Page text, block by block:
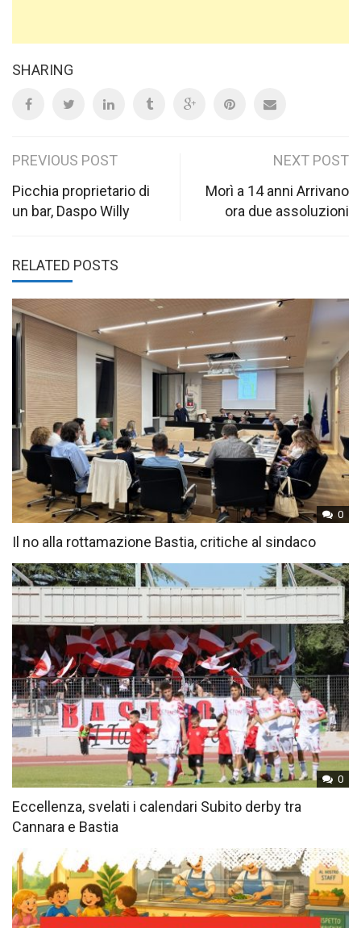
SHARING
Post
navigation
PREVIOUS POST
Picchia proprietario di
un bar, Daspo Willy
NEXT POST
Morì a 14 anni Arrivano
ora due assoluzioni
RELATED POSTS
0
Il no alla rottamazione Bastia, critiche al sindaco
0
Eccellenza, svelati i calendari Subito derby tra
Cannara e Bastia